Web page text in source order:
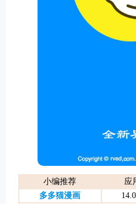
小编推荐 应
多多猫漫画